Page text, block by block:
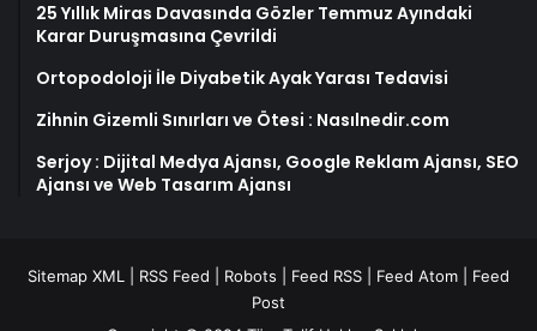
25 Yıllık Miras Davasında Gözler Temmuz Ayındaki
Karar Duruşmasına Çevrildi
Ortopodoloji İle Diyabetik Ayak Yarası Tedavisi
Zihnin Gizemli Sınırları ve Ötesi : Nasılnedir.com
Serjoy : Dijital Medya Ajansı, Google Reklam Ajansı, SEO
Ajansı ve Web Tasarım Ajansı
Sitemap XML RSS Feed Robots Feed RSS Feed Atom
Feed
Post